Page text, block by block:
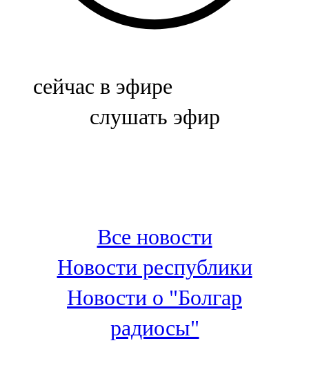
Биләр
Болгар
100,3 FM
Зәй
106,6 FM
Кадыбаш
105,2 FM
сейчас в эфире
слушать эфир
Все новости
Новости республики
Новости о "Болгар
радиосы"